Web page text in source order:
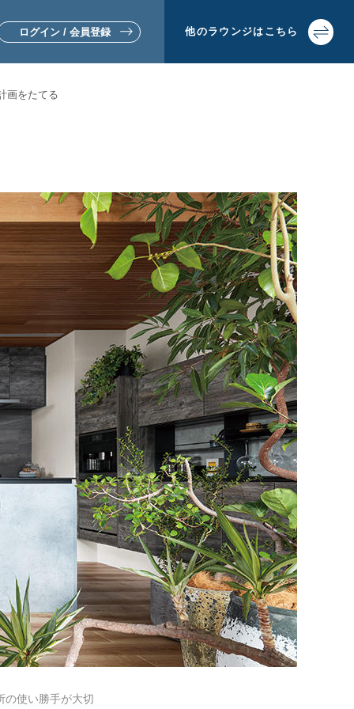
ログイン / 会員登録 他のラウンジは こちら
▼土地活用・賃貸経営をお考えの方
画をたてる
使い勝手が大切